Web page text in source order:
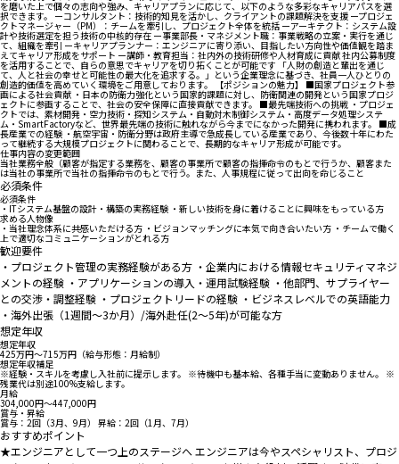
を磨いた上で個々の志向や強み、キャリアプランに応じて、以下のような多彩なキャリアパスを選
択できます。 ーコンサルタント：技術的知見を活かし、クライアントの課題解決を支援 ープロジェ
クトマネージャー（PM）：チームを牽引し、プロジェクト全体を統括 ーアーキテクト：システム設
計や技術選定を担う技術の中核的存在 ー事業部長・マネジメント職：事業戦略の立案・実行を通じ
て、組織を牽引 ーキャリアプランナー：エンジニアに寄り添い、目指したい方向性や価値観を踏ま
えてキャリア形成をサポート ー講師・教育担当：社内外の技術研修や人材育成に貢献 社内公募制度
を活用することで、自らの意思でキャリアを切り拓くことが可能です 「人財の創造と輩出を通じ
て、人と社会の幸せと可能性の最大化を追求する。」という企業理念に基づき、社員一人ひとりの
創造的価値を高めていく環境をご用意しております。 【ポジションの魅力】 ■国家プロジェクト参
画による社会貢献 ・日本の防衛力強化という国家的課題に対し、防衛関連の開発という国家プロジ
ェクトに参画することで、社会の安全保障に直接貢献できます。 ■最先端技術への挑戦 ・プロジェ
クトでは、素材開発・空力技術・探知システム・自動対木制御システム・高度データ処理システ
ム・SmartFactoryなど、世界最先端の技術に触れながら今までになかった開発に携われます。 ■成
長産業での経験 ・航空宇宙・防衛分野は政府主導で急成長している産業であり、今後数十年にわた
って継続する大規模プロジェクトに関わることで、長期的なキャリア形成が可能です。
仕事内容の変更範囲
当社業務全般（顧客が指定する業務を、顧客の事業所で顧客の指揮命令のもとで行うか、顧客また
は当社の事業所で当社の指揮命令のもとで行う。また、人事規程に従って出向を命じること
必須条件
必須条件
・ITシステム基盤の設計・構築の実務経験 ・新しい技術を身に着けることに興味をもっている方
求める人物像
・当社理念体系に共感いただける方 ・ビジョンマッチングに本気で向き合いたい方 ・チームで働く
上で適切なコミュニケーションがとれる方
歓迎要件
・プロジェクト管理の実務経験がある方 ・企業内における情報セキュリティマネジ
メントの経験 ・アプリケーションの導入・運用試験経験 ・他部門、サプライヤー
との交渉・調整経験 ・プロジェクトリードの経験 ・ビジネスレベルでの英語能力
・海外出張（1週間～3か月）/海外赴任(2～5年)が可能な方
想定年収
想定年収
425万円〜715万円（給与形態：月給制）
想定年収補足
※経験・スキルを考慮し入社前に提示します。 ※待機中も基本給、各種手当に変動ありません。 ※
残業代は別途100%支給します。
月給
304,000円〜447,000円
賞与・昇給
賞与：2回（3月、9月） 昇給：2回（1月、7月）
おすすめポイント
★エンジニアとして一つ上のステージへ エンジニアは今やスペシャリスト、プロジ